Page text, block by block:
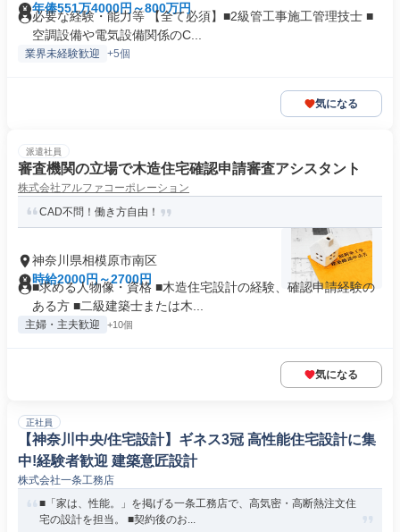
年俸551万4000円～800万円
必要な経験・能力等 【全て必須】■2級管工事施工管理技士 ■
空調設備や電気設備関係のC...
業界未経験歓迎 +5個
気になる
派遣社員
審査機関の立場で木造住宅確認申請審査アシスタント
株式会社アルファコーポレーション
CAD不問！働き方自由！
神奈川県相模原市南区
時給2000円～2700円
■求める人物像・資格 ■木造住宅設計の経験、確認申請経験の
ある方 ■二級建築士または木...
主婦・主夫歓迎 +10個
気になる
正社員
【神奈川中央/住宅設計】ギネス3冠 高性能住宅設計に集
中!経験者歓迎 建築意匠設計
株式会社一条工務店
■「家は、性能。」を掲げる一条工務店で、高気密・高断熱注文住
宅の設計を担当。 ■契約後のお...